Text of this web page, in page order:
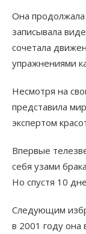
Она продолжала
записывала
сочетала
упражнениями
Несмотря на
представила
экспертом
Впервые
себя узами
Но спустя 10
Следующим
в 2001 году